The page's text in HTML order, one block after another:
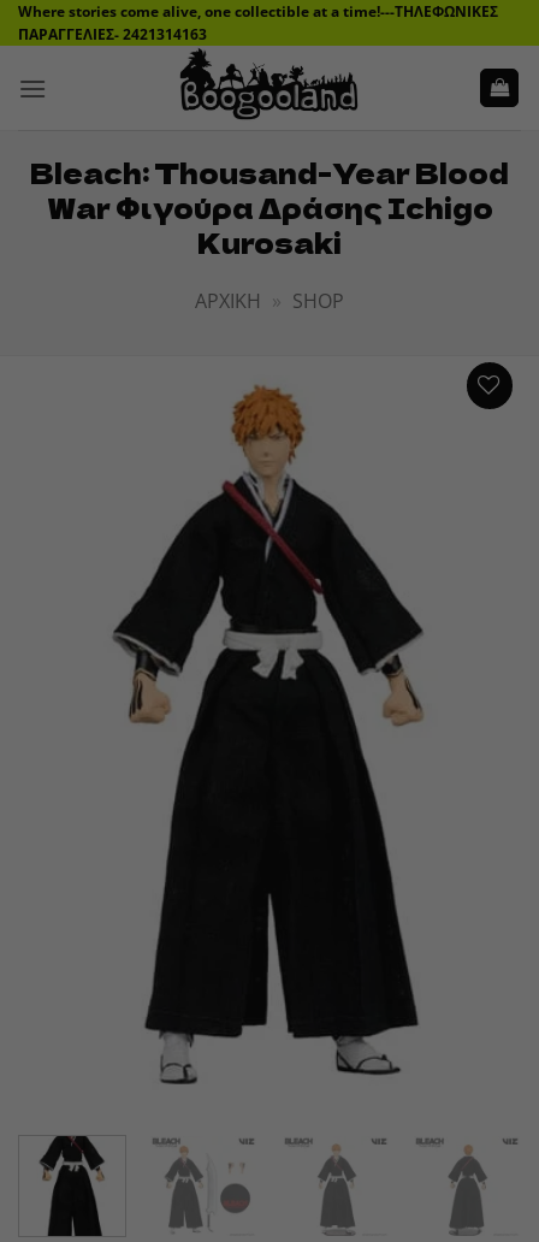
Μετάβαση
στο
Where stories come alive, one collectible at a time!---ΤΗΛΕΦΩΝΙΚΕΣ
ΠΑΡΑΓΓΕΛΙΕΣ- 2421314163
Bleach: Thousand-Year Blood
War Φιγούρα Δράσης Ichigo
Kurosaki
ΑΡΧΙΚΉ » SHOP